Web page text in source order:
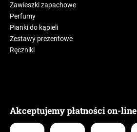
Zawieszki zapachowe
Perfumy
Pianki do kąpieli
Zestawy prezentowe
Ręczniki
Akceptujemy płatności on-line